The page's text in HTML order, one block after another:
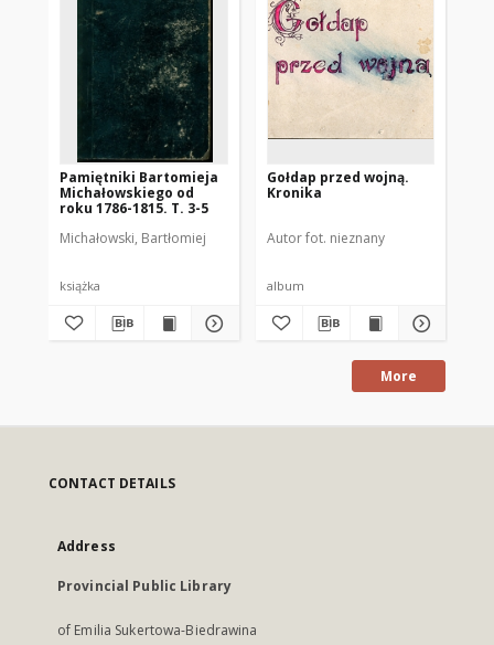
Pamiętniki Bartomieja
Michałowskiego od
roku 1786-1815. T. 3-5
Michałowski, Bartłomiej
książka
Gołdap przed wojną.
Kronika
Autor fot. nieznany
album
More
CONTACT DETAILS
Address
Provincial Public Library
of Emilia Sukertowa-Biedrawina